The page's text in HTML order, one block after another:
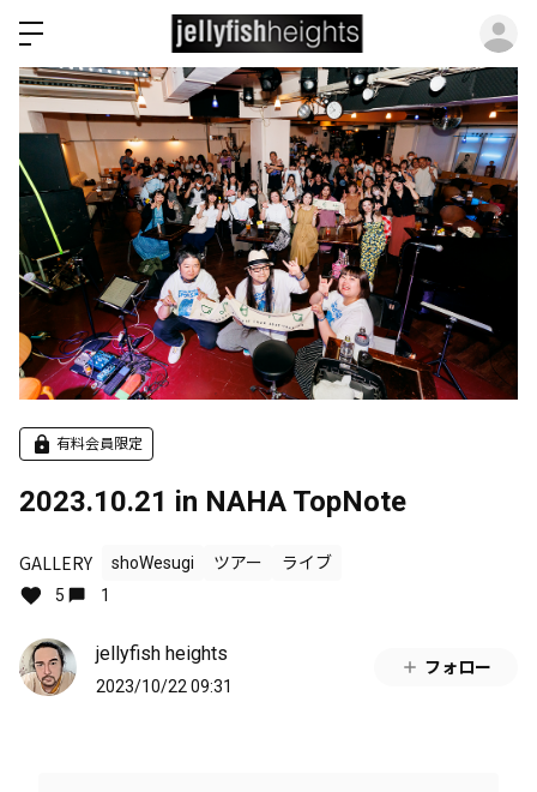
有料会員限定
2023.10.21 in NAHA TopNote
GALLERY shoWesugi ツアー
ライブ
5
1
jellyfish heights
2023/10/22 09:31
フォロー